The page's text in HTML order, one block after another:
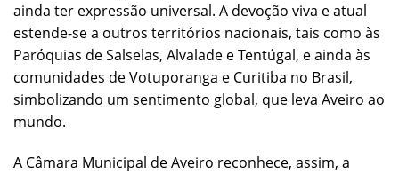
ainda ter expressão universal. A devoção viva e atual
estende-se a outros territórios nacionais, tais como às
Paróquias de Salselas, Alvalade e Tentúgal, e ainda às
comunidades de Votuporanga e Curitiba no Brasil,
simbolizando um sentimento global, que leva Aveiro ao
mundo.
A Câmara Municipal de Aveiro reconhece, assim, a